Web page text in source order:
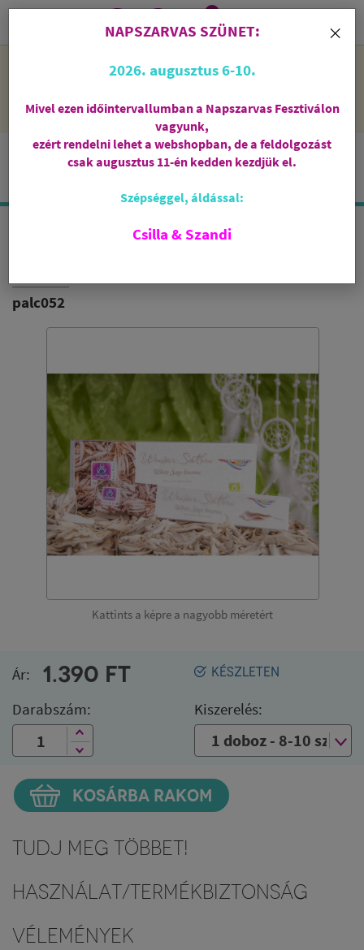
NAPSZARVAS SZÜNET: 2026. augusztus 6-10 - rendelni lehet
feldolgozni őket.
i
0
FEHÉR ZSÁLYA FÜSTÖLŐPÁLCIKA
palc052
Kattints a képre a nagyobb méretért
KÉSZLETEN
Ár: 1.390 FT
Darabszám: Kiszerelés:
KOSÁRBA RAKOM
Tudj meg többet!
Használat/Termékbiztonság
Vélemények
×
NAPSZARVAS SZÜNET:
2026. augusztus 6-10.
Mivel ezen időintervallumban a Napszarvas Fesztiválon
vagyunk,
ezért rendelni lehet a webshopban, de a feldolgozást
csak augusztus 11-én kedden kezdjük el.
Szépséggel, áldással:
Csilla & Szandi